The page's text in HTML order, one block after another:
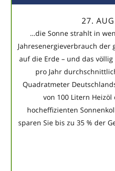
27.
…die Sonne strahlt in
Jahresenergieverbrauch der
auf die Erde – und das
pro Jahr
Quadratmeter
von 100 Litern
hocheffizienten
sparen Sie bis zu 35 % der